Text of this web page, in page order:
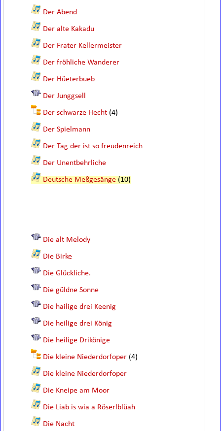
Der Abend
Der alte Kakadu
Der Frater Kellermeister
Der fröhliche Wanderer
Der Hüeterbueb
Der Junggsell
Der schwarze Hecht (4)
Der Spielmann
Der Tag der ist so freudenreich
Der Unentbehrliche
Deutsche Meßgesänge (10)
Die alt Melody
Die Birke
Die Glückliche.
Die güldne Sonne
Die hailige drei Keenig
Die heilige drei König
Die heilige Drikönige
Die kleine Niederdorfoper (4)
Die kleine Niederdorfoper
Die Kneipe am Moor
Die Liab is wia a Röserlblüah
Die Nacht